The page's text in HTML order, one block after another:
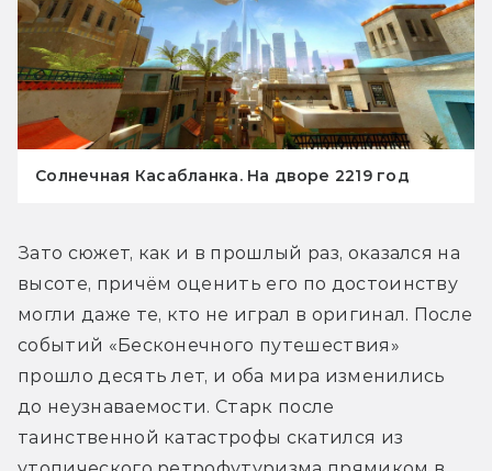
Солнечная Касабланка. На дворе 2219 год
Зато сюжет, как и в прошлый раз, оказался на
высоте, причём оценить его по достоинству
могли даже те, кто не играл в оригинал. После
событий «Бесконечного путешествия»
прошло десять лет, и оба мира изменились
до неузнаваемости. Старк после
таинственной катастрофы скатился из